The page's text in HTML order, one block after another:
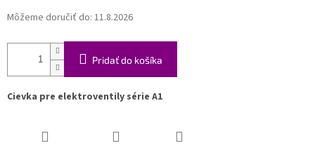
Môžeme doručiť do: 11.8.2026
Pridať do košíka
Cievka pre elektroventily série A1